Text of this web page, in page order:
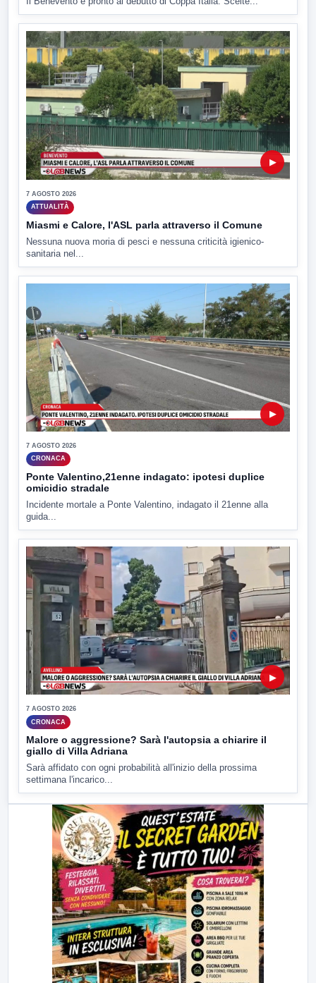
▶
7 AGOSTO 2026
ATTUALITÀ
Miasmi e Calore, l'ASL parla attraverso il Comune
Nessuna nuova moria di pesci e nessuna criticità igienico-
sanitaria nel...
▶
7 AGOSTO 2026
CRONACA
Ponte Valentino,21enne indagato: ipotesi duplice
omicidio stradale
Incidente mortale a Ponte Valentino, indagato il 21enne alla
guida...
▶
7 AGOSTO 2026
CRONACA
Malore o aggressione? Sarà l'autopsia a chiarire il
giallo di Villa Adriana
Sarà affidato con ogni probabilità all'inizio della prossima
settimana l'incarico...